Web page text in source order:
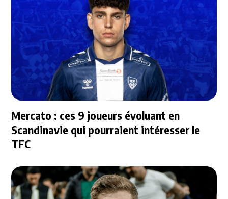
Mercato : ces 9 joueurs évoluant en
Scandinavie qui pourraient intéresser le
TFC